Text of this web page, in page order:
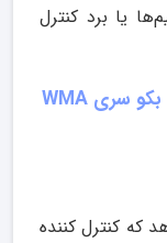
یا برد کنترل
ماشین لباسشویی بکو سری WMA
که کنترل کننده